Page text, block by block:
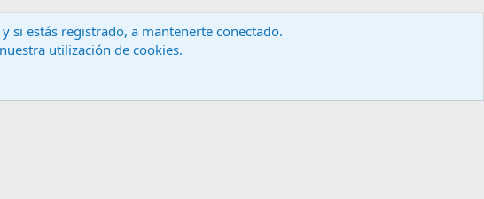
Contáctanos Términos y reglas
Ltd.
si estás registrado, a mantenerte conectado.
utilización de cookies.